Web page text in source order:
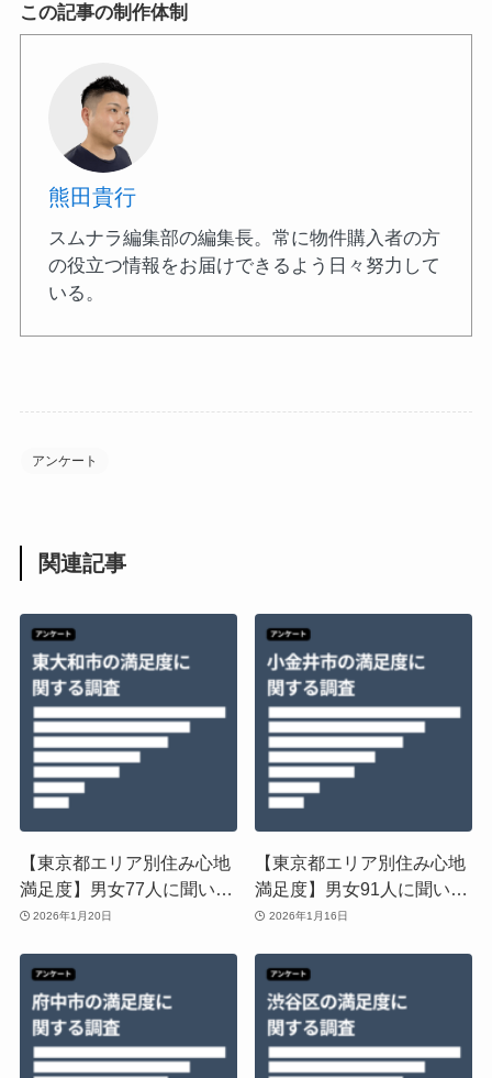
この記事の制作体制
熊田貴行
スムナラ編集部の編集長。常に物件購入者の方
の役立つ情報をお届けできるよう日々努力して
いる。
アンケート
関連記事
【東京都エリア別住み心地
満足度】男女77人に聞い
た！東大和市の住みやすさ
2026年1月20日
【東京都エリア別住み心地
満足度】男女91人に聞い
た！小金井市の住みやすさ
2026年1月16日